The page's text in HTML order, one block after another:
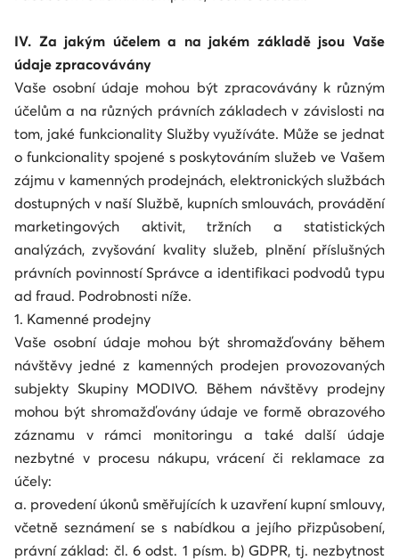
IV. Za jakým účelem a na jakém základě jsou Vaše
údaje zpracovávány
Vaše osobní údaje mohou být zpracovávány k různým
účelům a na různých právních základech v závislosti na
tom, jaké funkcionality Služby využíváte. Může se jednat
o funkcionality spojené s poskytováním služeb ve Vašem
zájmu v kamenných prodejnách, elektronických službách
dostupných v naší Službě, kupních smlouvách, provádění
marketingových aktivit, tržních a statistických
analýzách, zvyšování kvality služeb, plnění příslušných
právních povinností Správce a identifikaci podvodů typu
ad fraud. Podrobnosti níže.
1. Kamenné prodejny
Vaše osobní údaje mohou být shromažďovány během
návštěvy jedné z kamenných prodejen provozovaných
subjekty Skupiny MODIVO. Během návštěvy prodejny
mohou být shromažďovány údaje ve formě obrazového
záznamu v rámci monitoringu a také další údaje
nezbytné v procesu nákupu, vrácení či reklamace za
účely:
a. provedení úkonů směřujících k uzavření kupní smlouvy,
včetně seznámení se s nabídkou a jejího přizpůsobení,
právní základ: čl. 6 odst. 1 písm. b) GDPR, tj. nezbytnost